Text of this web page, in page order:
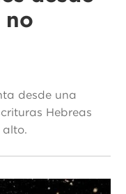
no
desde una
Hebreas
alto.